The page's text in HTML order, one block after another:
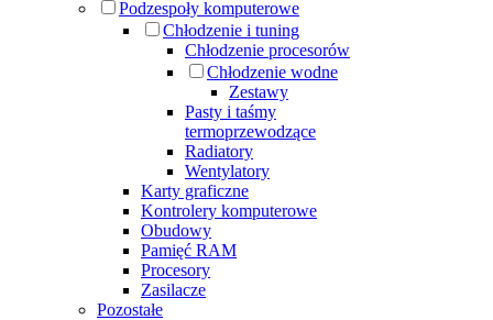
Podzespoły komputerowe
Chłodzenie i tuning
Chłodzenie procesorów
Chłodzenie wodne
Zestawy
Pasty i taśmy
termoprzewodzące
Radiatory
Wentylatory
Karty graficzne
Kontrolery komputerowe
Obudowy
Pamięć RAM
Procesory
Zasilacze
Pozostałe